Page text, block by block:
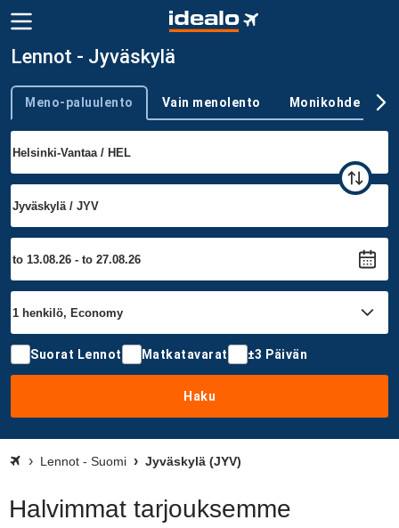
Lennot - Jyväskylä
Trip type
Meno-paluulento Vain menolento Monikohde
Suorat Lennot Matkatavarat ±3 Päivän
Haku
Lennot - Suomi Jyväskylä (JYV)
Halvimmat tarjouksemme